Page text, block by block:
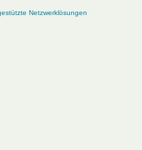
Netzwerklösungen